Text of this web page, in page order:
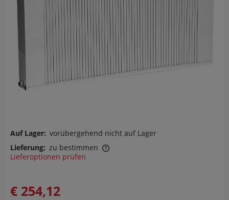
Auf Lager: vorübergehend nicht auf Lager
Lieferung: zu bestimmen
Der Preis enthält keine eventuellen Zahlungskosten
Lieferoptionen prüfen
€ 254,12